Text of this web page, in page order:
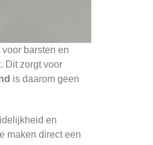
barsten en
Dit zorgt voor
is daarom geen
en
maken direct een